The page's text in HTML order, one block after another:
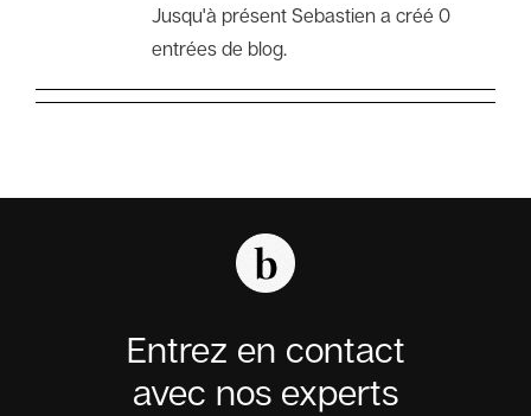
Journal De Billy
HubSpot
Jusqu'à présent Sebastien a créé 0
entrées de blog.
Entrez en contact
avec nos experts